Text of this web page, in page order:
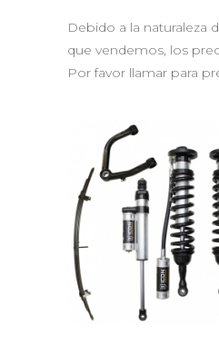
Debido a la naturaleza
que vendemos, los
Por favor llamar para
QUICK VIEW